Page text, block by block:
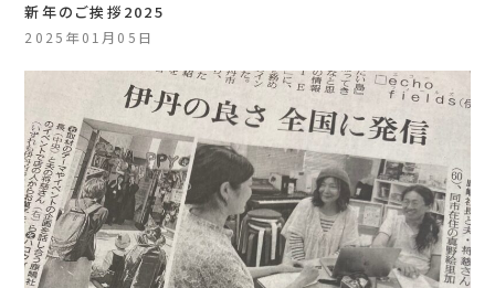
新年のご挨拶2025
2025年01月05日